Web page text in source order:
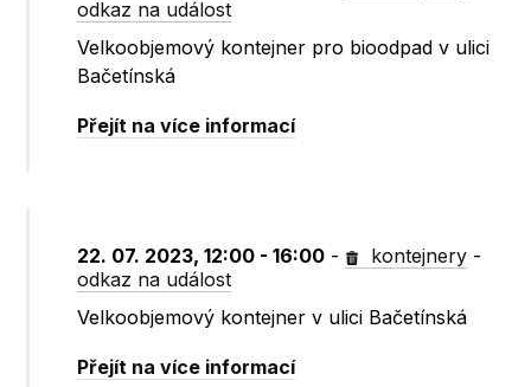
odkaz na událost
Velkoobjemový kontejner pro bioodpad v ulici
Bačetínská
Přejít na více informací
22. 07. 2023, 12:00 - 16:00 - kontejnery -
odkaz na událost
Velkoobjemový kontejner v ulici Bačetínská
Přejít na více informací